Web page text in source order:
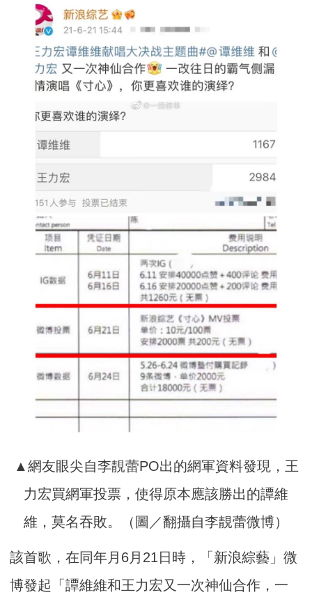
▲網友眼尖自李靚蕾PO出的網軍資料發現，王
力宏買網軍投票，使得原本應該勝出的譚維
維，莫名吞敗。（圖／翻攝自李靚蕾微博）
該首歌，在同年月6月21日時，「新浪綜藝」微
博發起「譚維維和王力宏又一次神仙合作，一